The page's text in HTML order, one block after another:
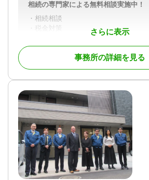
さらに表示
相続の専門家による無料相談実施中！
・相続相談
・税金対策
・家族信託
対応地域
埼玉県
対応業務
遺言書 / 遺産分割 / 相続登記 / 相続放棄
家族信託 / 相続手続き / 銀行手続き / 戸
人調査
対応体制
土日相談可 / 初回相談無料 / 事務所面談
事務所の詳細を見る